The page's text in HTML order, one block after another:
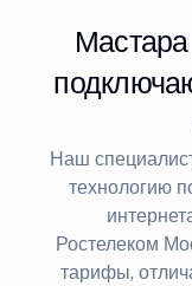
Мастара
Наш
технологию
Ростелеком
тарифы,